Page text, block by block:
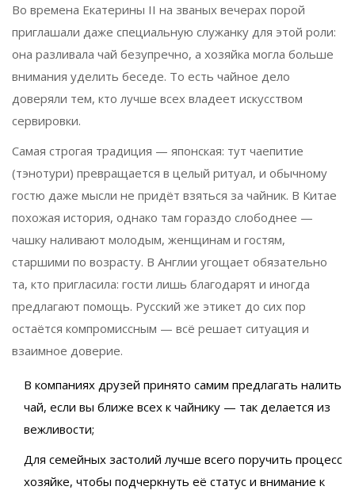
Во времена Екатерины II на званых вечерах порой
приглашали даже специальную служанку для этой роли:
она разливала чай безупречно, а хозяйка могла больше
внимания уделить беседе. То есть чайное дело
доверяли тем, кто лучше всех владеет искусством
сервировки.
Самая строгая традиция — японская: тут чаепитие
(тэнотури) превращается в целый ритуал, и обычному
гостю даже мысли не придёт взяться за чайник. В Китае
похожая история, однако там гораздо слободнее —
чашку наливают молодым, женщинам и гостям,
старшими по возрасту. В Англии угощает обязательно
та, кто пригласила: гости лишь благодарят и иногда
предлагают помощь. Русский же этикет до сих пор
остаётся компромиссным — всё решает ситуация и
взаимное доверие.
В компаниях друзей принято самим предлагать налить
чай, если вы ближе всех к чайнику — так делается из
вежливости;
Для семейных застолий лучше всего поручить процесс
хозяйке, чтобы подчеркнуть её статус и внимание к